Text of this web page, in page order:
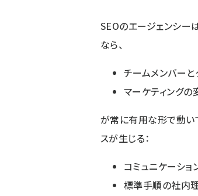
SEOのエージェンシー
なら、
チームメンバーと
マーケティング
が常に有用な形で動い
スが生じる：
コミュニケーショ
標準手順の社内